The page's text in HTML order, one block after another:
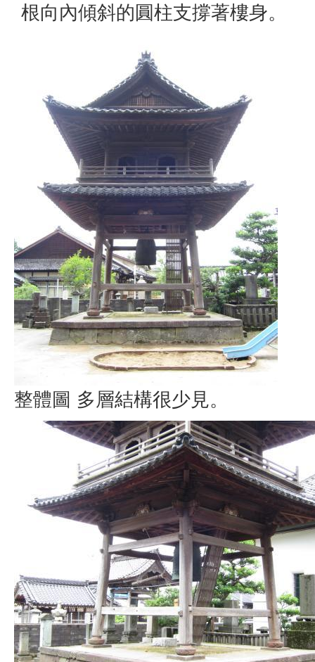
根向內傾斜的圓柱支撐著樓身。
整體圖 多層結構很少見。